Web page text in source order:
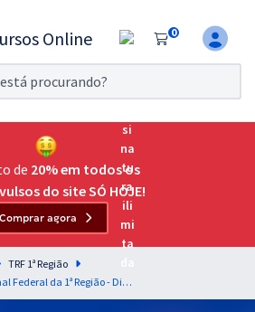
0
11
grátis por 7 dias!
Passar
para o Exame da
para as principais
de 20% em todos os
do site SÓ HOJE!
Comprar agora
TRF 1ª Região
TRF 1ª Região - Tribunal Regional Federal da 1ª Região - Direito Tributário para Residência Jurídica